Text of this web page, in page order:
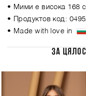
• Мими е висока 168
• Продуктов код:
• Made with love in
ЗА